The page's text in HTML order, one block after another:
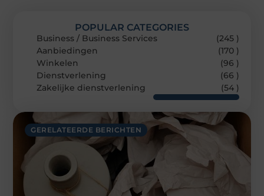
GERELATEERDE BERICHTEN
POPULAR CATEGORIES
Business / Business Services
(245 )
Aanbiedingen
(170 )
Winkelen
(96 )
Dienstverlening
(66 )
Zakelijke dienstverlening
(54 )